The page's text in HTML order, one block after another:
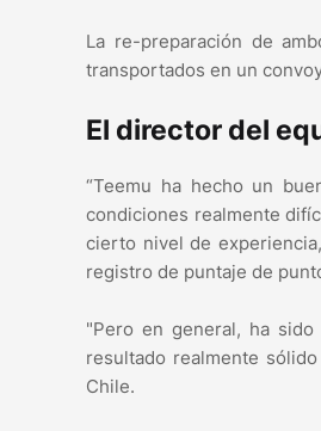
La re-preparación de
transportados en un
El director del
“Teemu ha hecho un
condiciones realmente
cierto nivel de
registro de puntaje de
"Pero en general, ha
resultado realmente
Chile.